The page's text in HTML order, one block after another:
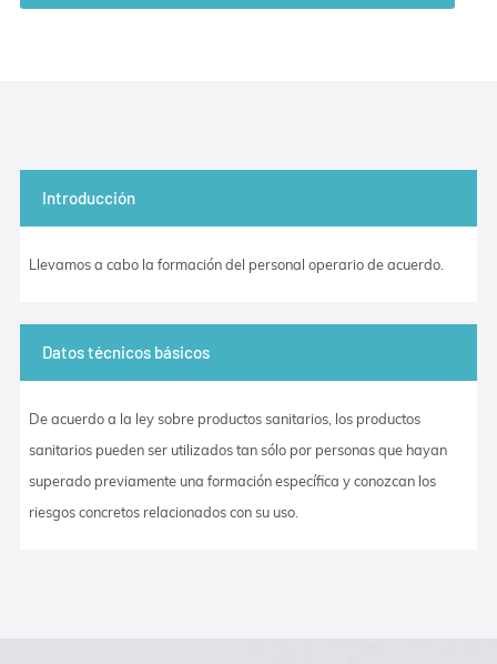
Introducción
Llevamos a cabo la formación del personal operario de acuerdo.
Datos técnicos básicos
De acuerdo a la ley sobre productos sanitarios, los productos
sanitarios pueden ser utilizados tan sólo por personas que hayan
superado previamente una formación específica y conozcan los
riesgos concretos relacionados con su uso.